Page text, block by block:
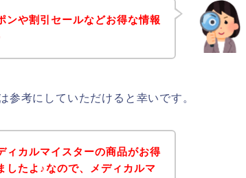
ンや割引セールなどお得な情報
参考にしていただけると幸いです。
ィカルマイスターの商品がお得
したよ♪なので、メディカルマ